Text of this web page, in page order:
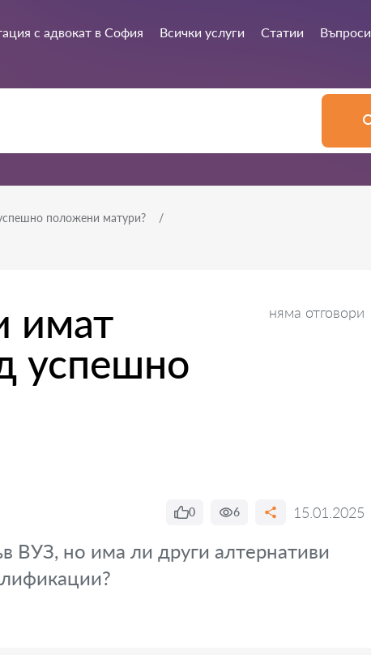
с адвокат в София Всички услуги Статии Въпроси
положени матури?
имат
успешно
няма отговори
0 6 15.01.2025
ВУЗ, но има ли други алтернативи